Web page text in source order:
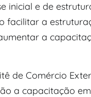
inicial e de
facilitar a
a
de Comércio
a capacitação